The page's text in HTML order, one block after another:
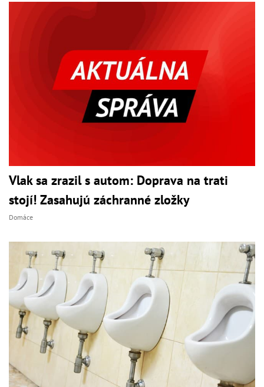
Vlak sa zrazil s autom: Doprava na trati
stojí! Zasahujú záchranné zložky
Domáce